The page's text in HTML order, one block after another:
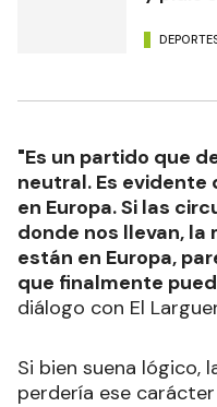
Puede interesarte
Chiqui
"Es un partido que
neutral. Es evidente
en Europa. Si las
donde nos llevan, la
que finalmente
diálogo con El